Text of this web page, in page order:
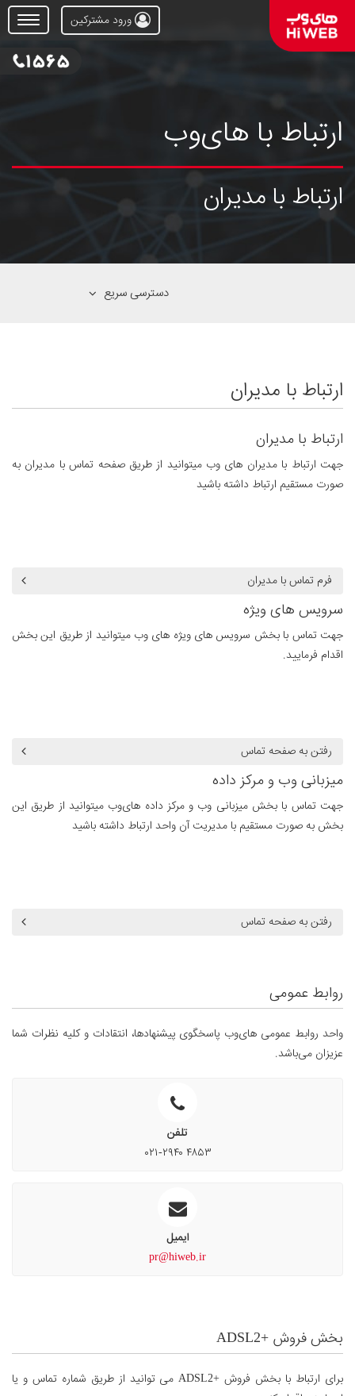
Open
Menu
ورود مشترکین
ارتباط با های‌وب
ارتباط با مدیران
دسترسی سریع
ارتباط با مدیران
ارتباط با مدیران
جهت ارتباط با مدیران های وب میتوانید از طریق صفحه تماس با مدیران به
صورت مستقیم ارتباط داشته باشید
فرم تماس با مدیران
سرویس های ویژه
جهت تماس با بخش سرویس های ویژه های وب میتوانید از طریق این بخش
اقدام فرمایید.
رفتن به صفحه تماس
میزبانی وب و مرکز داده
جهت تماس با بخش میزبانی وب و مرکز داده های‌وب میتوانید از طریق این
بخش به صورت مستقیم با مدیریت آن واحد ارتباط داشته باشید
رفتن به صفحه تماس
روابط عمومی
واحد روابط عمومی های‌وب پاسخگوی پیشنهاد‌ها، انتقادات و کلیه نظرات شما
عزیزان می‌باشد.
تلفن
۰۲۱-۲۹۴۰ ۴۸۵۳
ایمیل
pr@hiweb.ir
بخش فروش +ADSL2
برای ارتباط با بخش فروش +ADSL2 می توانید از طریق شماره تماس و یا